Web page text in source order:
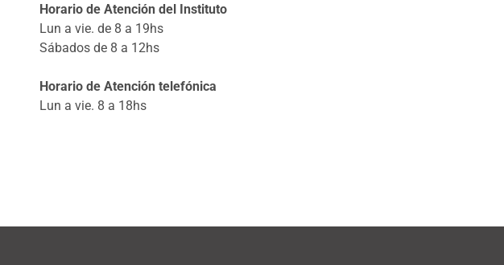
Horario de Atención del Instituto
Lun a vie. de 8 a 19hs
Sábados de 8 a 12hs
Horario de Atención telefónica
Lun a vie. 8 a 18hs